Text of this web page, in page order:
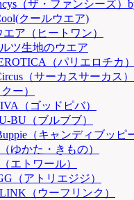
（ザ・ファンシーズ）
クールウエア)
エア（ヒートワン）
ツ生地のウエア
（パリエロチカ）
（サーカスサーカス）
ー）
（ゴッドピバ）
BU（ブルブブ）
（キャンディブッピ
ゆかた・きもの）
エトワール）
（アトリエジジ）
（ウーフリンク）